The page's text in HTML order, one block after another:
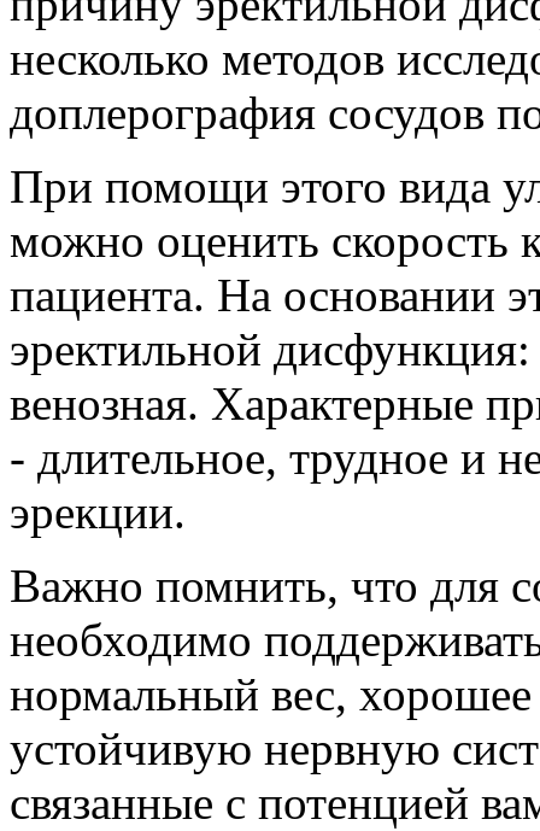
несколько методов
доплерография сосудов
При помощи этого вида
можно оценить скорость
пациента. На основании
эректильной
венозная. Характерные
- длительное, трудное и
эрекции.
Важно помнить, что для
необходимо
нормальный вес,
устойчивую нервную
связанные с потенцией